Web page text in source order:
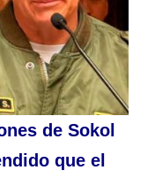
de Sokol
que el